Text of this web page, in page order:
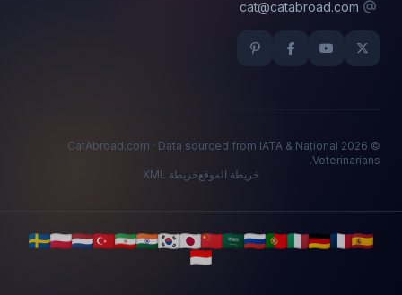
© 2026 CatAbroad.com · Data sourced from IATA & National
Veterinarians.
خريطة الموقعخريطة XML